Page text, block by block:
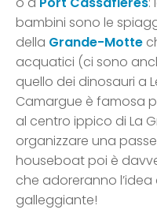
bambini sono le
della Grande-Motte
acquatici (ci sono
quello dei dinosauri a
Camargue è famosa
al centro ippico di La
organizzare una
houseboat poi è
che adoreranno
galleggiante!